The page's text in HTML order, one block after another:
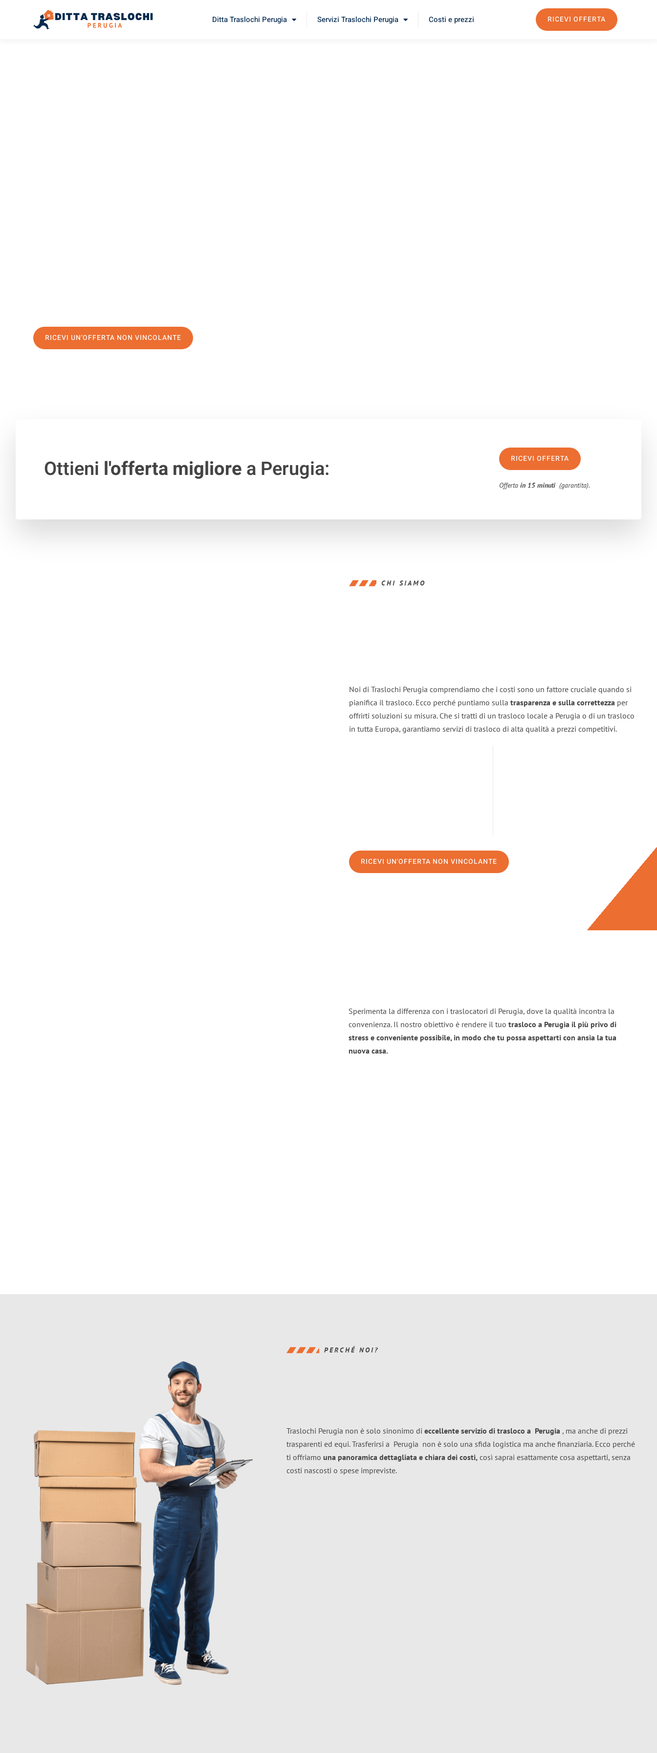
Ditta Traslochi Perugia Servizi Traslochi Perugia Costi e prezzi RICEVI OFFERTA
RICEVI UN'OFFERTA NON VINCOLANTE
Ottieni l'offerta migliorea Perugia: RICEVI OFFERTA
Offertain 15 minuti (garantita).
CHI SIAMO
Noi di Traslochi Perugia comprendiamo che i costi sono un fattore cruciale quando si
pianifica il trasloco. Ecco perché puntiamo sulla trasparenza e sulla correttezza per
offrirti soluzioni su misura. Che si tratti di un trasloco locale a Perugia o di un trasloco
in tutta Europa, garantiamo servizi di trasloco di alta qualità a prezzi competitivi.
RICEVI UN'OFFERTA NON VINCOLANTE
Sperimenta la differenza con i traslocatori di Perugia, dove la qualità incontra la
convenienza. Il nostro obiettivo è rendere il tuo trasloco a Perugia il più privo di
stress e conveniente possibile, in modo che tu possa aspettarti con ansia la tua
nuova casa.
PERCHÉ NOI?
Traslochi Perugia non è solo sinonimo di eccellente servizio di trasloco a Perugia , ma anche di prezzi
trasparenti ed equi. Trasferirsi a Perugia non è solo una sfida logistica ma anche finanziaria. Ecco perché
ti offriamo una panoramica dettagliata e chiara dei costi, così saprai esattamente cosa aspettarti, senza
costi nascosti o spese impreviste.